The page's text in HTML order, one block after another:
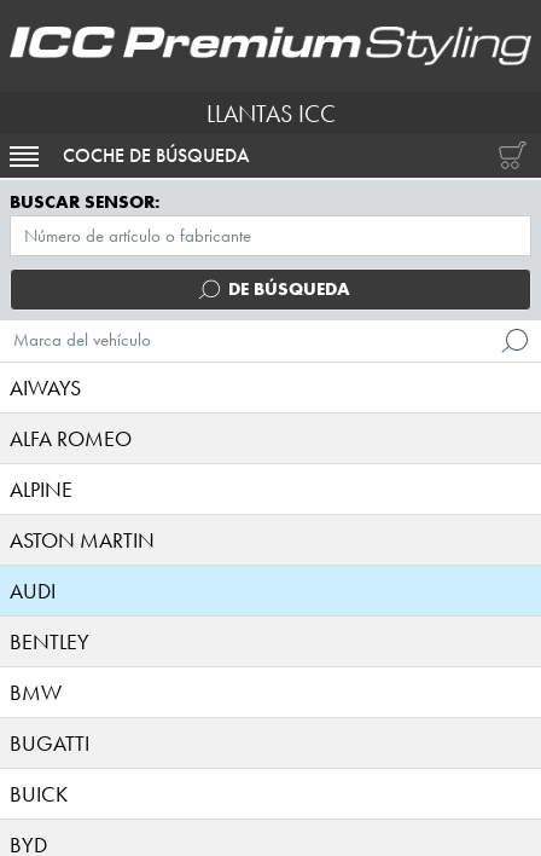
LLANTAS ICC
ACTIVAR NAVEGACIÓN
COCHE DE BÚSQUEDA
BUSCAR SENSOR:
DE BÚSQUEDA
Marca del vehículo
AIWAYS
ALFA ROMEO
ALPINE
ASTON MARTIN
AUDI
BENTLEY
BMW
BUGATTI
BUICK
BYD